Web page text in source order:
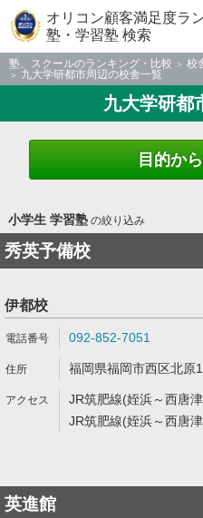
オリコン顧客満足度ラ
塾・学習塾 検索
塾、スクールのランキング・比較 校
九大学研都市周辺の校舎一覧
九大学研都
目的か
小学生 学習塾の絞り込み
秀英予備校
伊都校
092-852-7051
福岡県福岡市西区北原
JR筑肥線(姪浜～西唐
JR筑肥線(姪浜～西唐
英進館